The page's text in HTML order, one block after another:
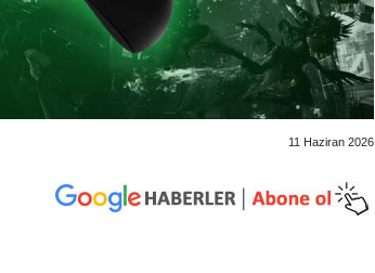
11 Haziran 2026